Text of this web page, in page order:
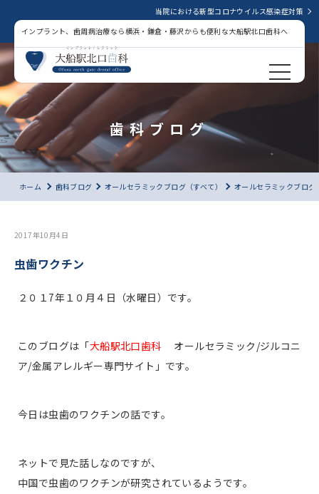
当院における新型コロナウイルス感染症対策
インプラント、歯周病治療なら横浜・鎌倉・藤沢からも便利な大船駅北口歯科へ
歯科ブログ
ホーム 歯科ブログ オールセラミックブログ（すべて） オールセラミックブログ
2017年10月4日
虫歯ワクチン
２０１7年１０月４日（水曜日）です。
このブログは「大船駅北口歯科
オールセラミック/ジルコニ
ア/金属アレルギー専門サイト」です。
今日は虫歯のワクチンの話です。
ネットで見た話しなのですが、
中国で虫歯のワクチンが研究されているようです。